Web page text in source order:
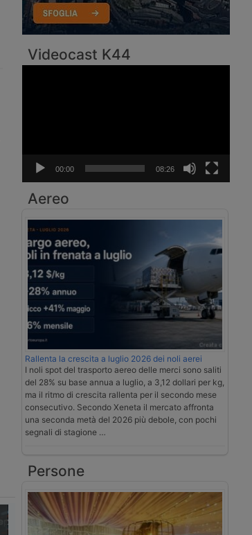
Kombiverkehr
chiude il 2025 in
flessione
Reno in magra
precoce, allarme
per la logistica
del centro
Europa
Videocast K44
00:00 08:26
Aereo
Rallenta la crescita a luglio 2026 dei noli aerei
I noli spot del trasporto aereo delle merci sono saliti
del 28% su base annua a luglio, a 3,12 dollari per kg,
ma il ritmo di crescita rallenta per il secondo mese
consecutivo. Secondo Xeneta il mercato affronta
una seconda metà del 2026 più debole, con pochi
segnali di stagione …
Persone